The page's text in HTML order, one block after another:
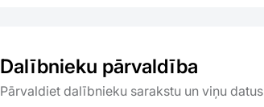
Dalībnieku pārvaldība
Pārvaldiet dalībnieku sarakstu un viņu datus